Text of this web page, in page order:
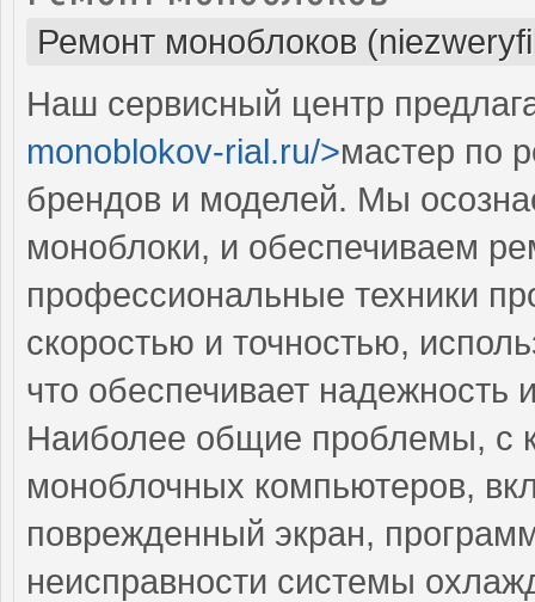
Ремонт моноблоков
Наш сервисный центр
monoblokov-rial.ru/>мастер по
брендов и моделей. Мы
моноблоки, и обеспечиваем
профессиональные техники
скоростью и точностью,
что обеспечивает надежность
Наиболее общие проблемы, с
моноблочных компьютеров,
поврежденный экран,
неисправности системы